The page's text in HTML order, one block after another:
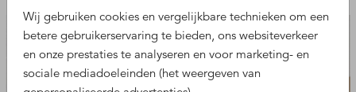
Wij gebruiken cookies en vergelijkbare technieken om een
betere gebruikerservaring te bieden, ons websiteverkeer
en onze prestaties te analyseren en voor marketing- en
sociale mediadoeleinden (het weergeven van